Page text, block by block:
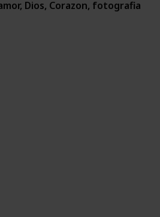
Dios, Corazon, fotografia